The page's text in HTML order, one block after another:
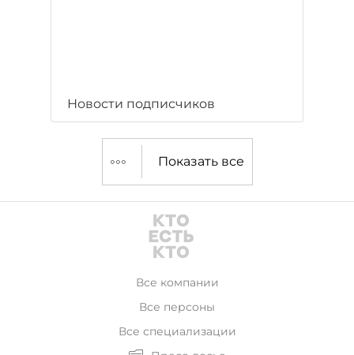
Новости подписчиков
Показать все
Все компании
Все персоны
Все специализации